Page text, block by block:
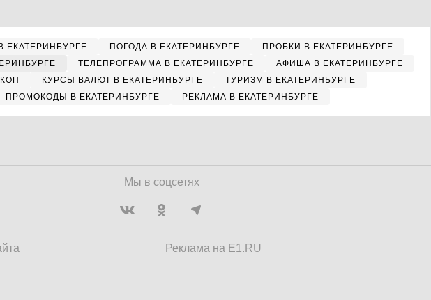
ЕКАТЕРИНБУРГЕ ПОГОДА В ЕКАТЕРИНБУРГЕ
ПРОБКИ В ЕКАТЕРИНБУРГЕ
ТЕЛЕПРОГРАММА В ЕКАТЕРИНБУРГЕ
АФИША В ЕКАТЕРИНБУРГЕ
КУРСЫ ВАЛЮТ В ЕКАТЕРИНБУРГЕ
ТУРИЗМ В ЕКАТЕРИНБУРГЕ
ПРОМОКОДЫ В ЕКАТЕРИНБУРГЕ
РЕКЛАМА В ЕКАТЕРИНБУРГЕ
Мы в соцсетях
Реклама на E1.RU